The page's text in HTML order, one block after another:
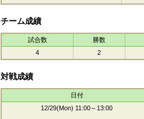
チーム成績
試合数 勝数
4
2
対戦成績
日付
12/29(Mon) 11:00～13:00